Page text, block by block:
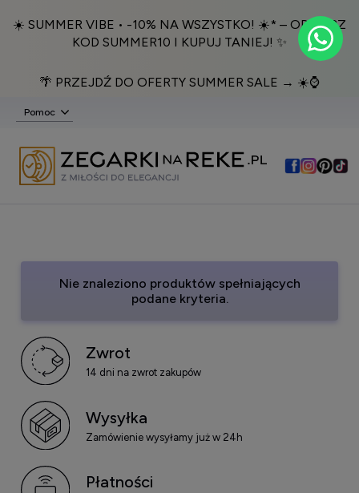
☀️ SUMMER VIBE • -10% NA WSZYSTKO! ☀️* – ODBIERZ
KOD SUMMER10 I KUPUJ TANIEJ! ✨
🌴 PRZEJDŹ DO OFERTY SUMMER SALE → ☀️⌚️
Pomoc
Nie znaleziono produktów spełniających
podane kryteria.
Zwrot
14 dni na zwrot zakupów
Wysyłka
Zamówienie wysyłamy już w 24h
Płatności